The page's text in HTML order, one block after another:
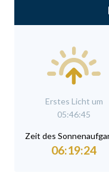
Erstes Licht um
05:46:45
Zeit des
06:19:24